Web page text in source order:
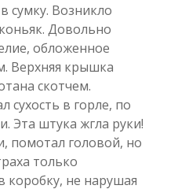
сумку. Возникло
Довольно
обложенное
Верхняя крышка
скотчем.
сухость в горле, по
Эта штука жгла руки!
помотал головой, но
только
коробку, не нарушая